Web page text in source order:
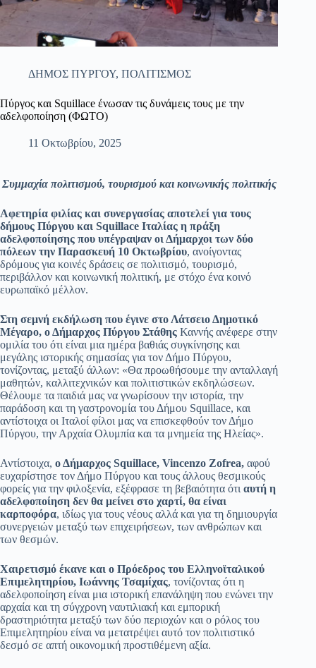
ΔΗΜΟΣ ΠΥΡΓΟΥ, ΠΟΛΙΤΙΣΜΟΣ
Πύργος και Squillace ένωσαν τις δυνάμεις τους με την
αδελφοποίηση (ΦΩΤΟ)
11 Οκτωβρίου, 2025
Συμμαχία πολιτισμού, τουρισμού και κοινωνικής πολιτικής
Αφετηρία φιλίας και συνεργασίας αποτελεί για τους
δήμους Πύργου και Squillace Ιταλίας η πράξη
αδελφοποίησης που υπέγραψαν οι Δήμαρχοι των δύο
πόλεων την Παρασκευή 10 Οκτωβρίου, ανοίγοντας
δρόμους για κοινές δράσεις σε πολιτισμό, τουρισμό,
περιβάλλον και κοινωνική πολιτική, με στόχο ένα κοινό
ευρωπαϊκό μέλλον.
Στη σεμνή εκδήλωση που έγινε στο Λάτσειο Δημοτικό
Μέγαρο, ο Δήμαρχος Πύργου Στάθης Καννής ανέφερε στην
ομιλία του ότι είναι μια ημέρα βαθιάς συγκίνησης και
μεγάλης ιστορικής σημασίας για τον Δήμο Πύργου,
τονίζοντας, μεταξύ άλλων: «Θα προωθήσουμε την ανταλλαγή
μαθητών, καλλιτεχνικών και πολιτιστικών εκδηλώσεων.
Θέλουμε τα παιδιά μας να γνωρίσουν την ιστορία, την
παράδοση και τη γαστρονομία του Δήμου Squillace, και
αντίστοιχα οι Ιταλοί φίλοι μας να επισκεφθούν τον Δήμο
Πύργου, την Αρχαία Ολυμπία και τα μνημεία της Ηλείας».
Αντίστοιχα, ο Δήμαρχος Squillace, Vincenzo Zofrea, αφού
ευχαρίστησε τον Δήμο Πύργου και τους άλλους θεσμικούς
φορείς για την φιλοξενία, εξέφρασε τη βεβαιότητα ότι αυτή η
αδελφοποίηση δεν θα μείνει στο χαρτί, θα είναι
καρποφόρα, ιδίως για τους νέους αλλά και για τη δημιουργία
συνεργειών μεταξύ των επιχειρήσεων, των ανθρώπων και
των θεσμών.
Χαιρετισμό έκανε και ο Πρόεδρος του Ελληνοϊταλικού
Επιμελητηρίου, Ιωάννης Τσαμίχας, τονίζοντας ότι η
αδελφοποίηση είναι μια ιστορική επανάληψη που ενώνει την
αρχαία και τη σύγχρονη ναυτιλιακή και εμπορική
δραστηριότητα μεταξύ των δύο περιοχών και ο ρόλος του
Επιμελητηρίου είναι να μετατρέψει αυτό τον πολιτιστικό
δεσμό σε απτή οικονομική προστιθέμενη αξία.